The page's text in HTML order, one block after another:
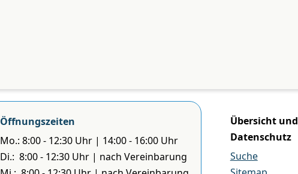
Öffnungszeiten
Mo.: 8:00 - 12:30 Uhr | 14:00 - 16:00 Uhr
Di.: 8:00 - 12:30 Uhr | nach Vereinbarung
Übersicht und
Datenschutz
Suche